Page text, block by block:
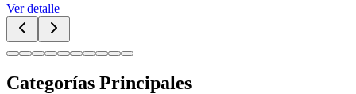
Ver detalle
Categorías Principales